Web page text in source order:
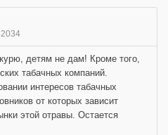
детям не дам! Кроме того,
табачных компаний.
интересов табачных
от которых зависит
этой отравы. Остается